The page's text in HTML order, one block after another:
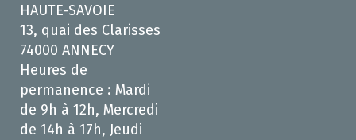
HAUTE-SAVOIE
13, quai des Clarisses
74000 ANNECY
Heures de
permanence : Mardi
de 9h à 12h, Mercredi
de 14h à 17h, Jeudi